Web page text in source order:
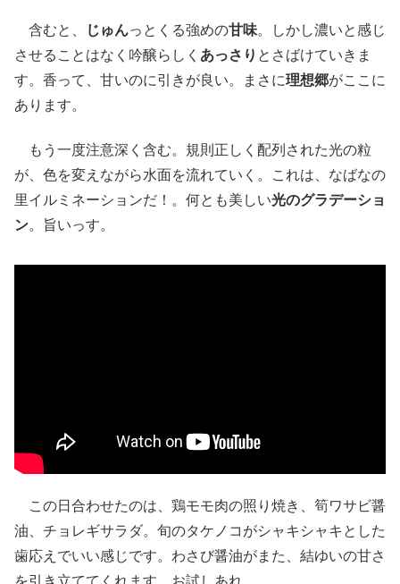
含むと、 じゅんっとくる強めの甘味。しかし濃いと感じ
させることはなく吟醸らしく あっさり とさばけていきま
す。香って、甘いのに引きが良い。まさに理想郷がここに
あります。
もう一度注意深く含む。規則正しく配列された光の粒
が、色を変えながら水面を流れていく。これは、なばなの
里イルミネーションだ！。何とも美しい光のグラデーショ
ン。旨いっす。
この日合わせたのは、鶏モモ肉の照り焼き、筍ワサビ醤
油、チョレギサラダ。旬のタケノコがシャキシャキとした
歯応えでいい感じです。わさび醤油がまた、結ゆいの甘さ